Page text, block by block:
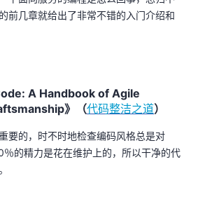
前几章就给出了非常不错的入门介绍和
A Handbook of Agile
》（代码整洁之道）
要的，时不时地检查编码风格总是对
的精力是花在维护上的，所以干净的代